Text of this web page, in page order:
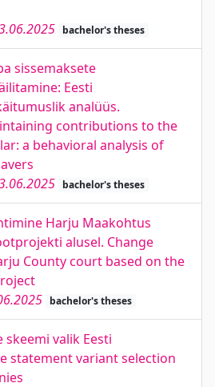
bachelor's theses
sissemaksete
Eesti
analüüs.
contributions to the
a behavioral analysis of
bachelor's theses
Harju Maakohtus
alusel. Change
County court based on the
bachelor's theses
skeemi valik Eesti
statement variant selection